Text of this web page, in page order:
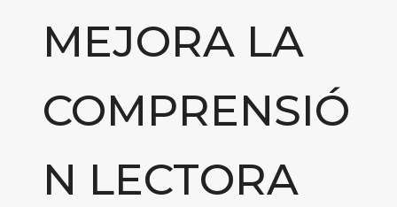
MEJORA LA
COMPRENSIÓ
N LECTORA